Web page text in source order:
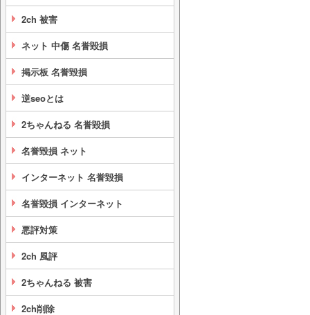
2ch 被害
ネット 中傷 名誉毀損
掲示板 名誉毀損
逆seoとは
2ちゃんねる 名誉毀損
名誉毀損 ネット
インターネット 名誉毀損
名誉毀損 インターネット
悪評対策
2ch 風評
2ちゃんねる 被害
2ch削除